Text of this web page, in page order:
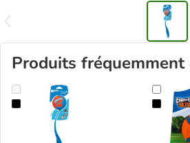
Produits fréquemment
Lanceur de balles Chuckit! SportBalle